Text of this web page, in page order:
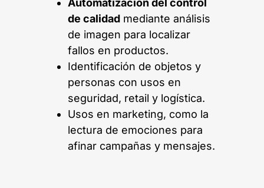
Automatización del control
de calidad mediante análisis
de imagen para localizar
fallos en productos.
Identificación de objetos y
personas con usos en
seguridad, retail y logística.
Usos en marketing, como la
lectura de emociones para
afinar campañas y mensajes.